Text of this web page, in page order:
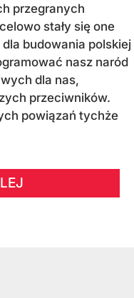
przegranych
stały się one
budowania polskiej
nasz naród
dla nas,
przeciwników.
powiązań tychże